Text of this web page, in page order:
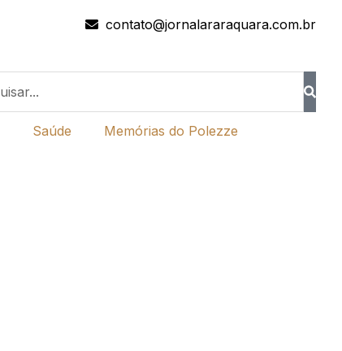
contato@jornalararaquara.com.br
Saúde Memórias do Polezze